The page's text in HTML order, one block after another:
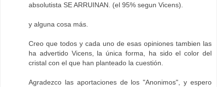
absolutista SE ARRUINAN. (el 95% segun Vicens).
y alguna cosa más.
Creo que todos y cada uno de esas opiniones tambien las
ha advertido Vicens, la única forma, ha sido el color del
cristal con el que han planteado la cuestión.
Agradezco las aportaciones de los "Anonimos", y espero